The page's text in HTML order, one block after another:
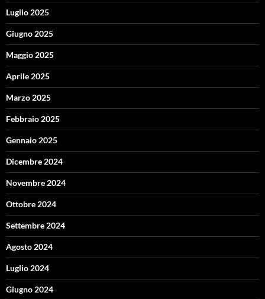
Luglio 2025
Giugno 2025
Maggio 2025
Aprile 2025
Marzo 2025
Febbraio 2025
Gennaio 2025
Dicembre 2024
Novembre 2024
Ottobre 2024
Settembre 2024
Agosto 2024
Luglio 2024
Giugno 2024